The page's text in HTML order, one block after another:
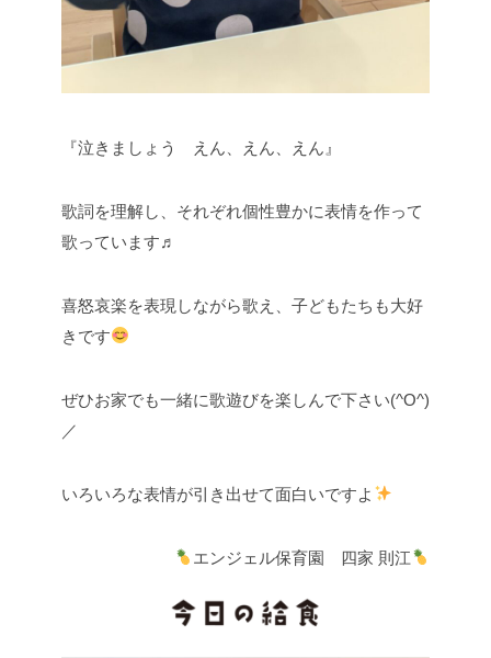
『泣きましょう えん、えん、えん』
歌詞を理解し、それぞれ個性豊かに表情を作って
歌っています♬
喜怒哀楽を表現しながら歌え、子どもたちも大好
きです
ぜひお家でも一緒に歌遊びを楽しんで下さい(^O^)
／
いろいろな表情が引き出せて面白いですよ
エンジェル保育園 四家 則江